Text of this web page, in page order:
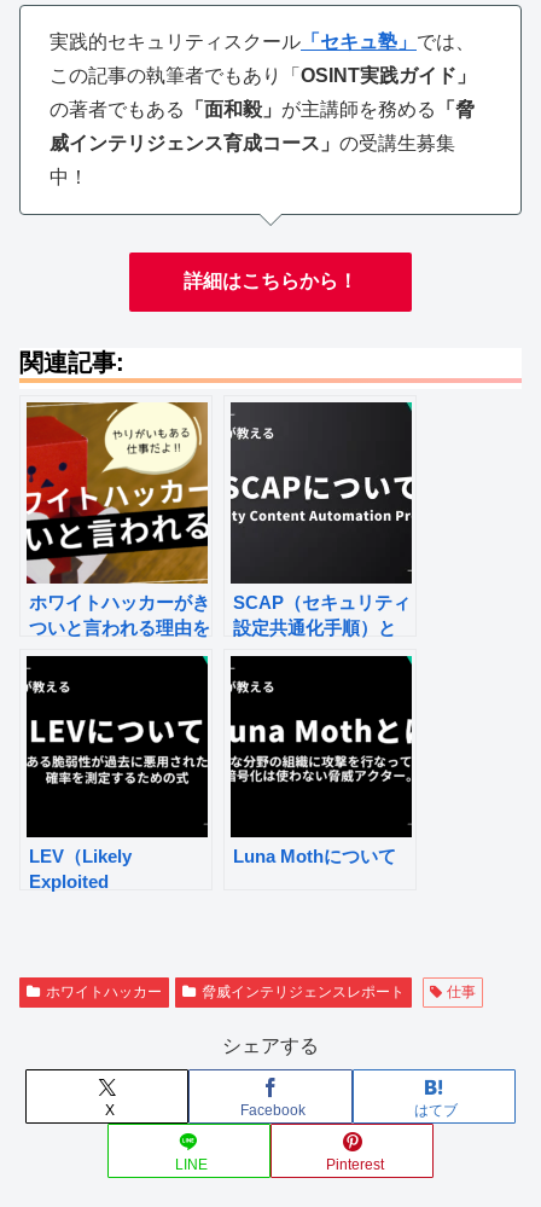
実践的セキュリティスクール 「セキュ塾」 では、
この記事の執筆者でもあり「 OSINT実践ガイド」
の著者でもある
「面和毅」 が主講師を務める
「脅
威インテリジェンス育成コース」 の受講生募集
中！
詳細はこちらから！
関連記事:
ホワイトハッカーがき
ついと言われる理由を
ご紹介します！
SCAP（セキュリティ
設定共通化手順）と
は？専門家が解説
LEV（Likely
Exploited
Luna Mothについて
ホワイトハッカー 脅威インテリジェンスレポート 仕事
シェアする
X Facebook はてブ
LINE Pinterest